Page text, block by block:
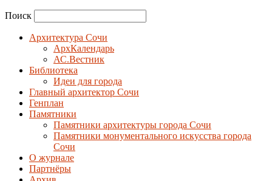
Поиск
Архитектура Сочи
АрхКалендарь
АС.Вестник
Библиотека
Идеи для города
Главный архитектор Сочи
Генплан
Памятники
Памятники архитектуры города Сочи
Памятники монументального искусства города
Сочи
О журнале
Партнёры